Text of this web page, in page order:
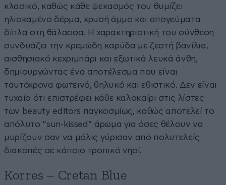
κλασικό, καθώς κάθε ψεκασμός του θυμίζει
ηλιοκαμένο δέρμα, χρυσή άμμο και απογεύματα
δίπλα στη θάλασσα. Η χαρακτηριστική του σύνθεση
συνδυάζει την κρεμώδη καρύδα με ζεστή βανίλια,
αισθησιακό κεχριμπάρι και εξωτικά λευκά άνθη,
δημιουργώντας ένα αποτέλεσμα που είναι
ταυτόχρονα φωτεινό, θηλυκό και εθιστικό. Δεν είναι
τυχαίο ότι επιστρέφει κάθε καλοκαίρι στις λίστες
των beauty editors παγκοσμίως, καθώς αποτελεί το
απόλυτο “sun-kissed” άρωμα για όσες θέλουν να
μυρίζουν σαν να μόλις γύρισαν από πολυτελείς
διακοπές σε κάποιο τροπικό νησί.
Korres – Cretan Blue